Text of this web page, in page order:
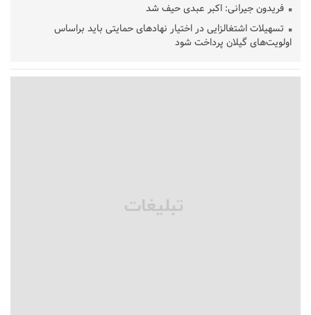
فریدون جیرانی: اکبر عبدی حیف شد
تسهیلات اشتغالزایی در اختیار نهادهای حمایتی باید براساس
اولویت‌های گیلان پرداخت شود
قلعه‌نویی مشخص شد